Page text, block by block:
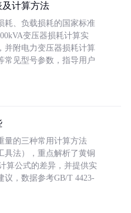
计算方法
耗、负载损耗的国家标准
变压器损耗计算实
并附电力变压器损耗计算
常见型号参数，指导用户
量的三种常用计算方法
具法），重点解析了黄铜
算公式的差异，并提供实
议，数据参考GB/T 4423-